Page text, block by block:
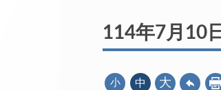
114年7月10
小 中 大